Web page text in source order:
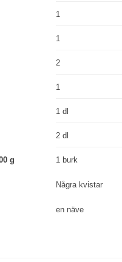
1
1
2
1
1 dl
2 dl
g
1 burk
Några kvistar
en näve